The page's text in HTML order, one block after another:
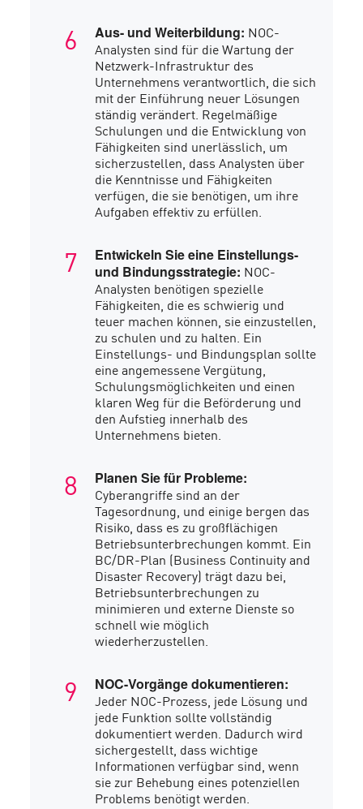
Aus- und Weiterbildung: NOC-
Analysten sind für die Wartung der
Netzwerk-Infrastruktur des
Unternehmens verantwortlich, die sich
mit der Einführung neuer Lösungen
ständig verändert. Regelmäßige
Schulungen und die Entwicklung von
Fähigkeiten sind unerlässlich, um
sicherzustellen, dass Analysten über
die Kenntnisse und Fähigkeiten
verfügen, die sie benötigen, um ihre
Aufgaben effektiv zu erfüllen.
Entwickeln Sie eine Einstellungs-
und Bindungsstrategie: NOC-
Analysten benötigen spezielle
Fähigkeiten, die es schwierig und
teuer machen können, sie einzustellen,
zu schulen und zu halten. Ein
Einstellungs- und Bindungsplan sollte
eine angemessene Vergütung,
Schulungsmöglichkeiten und einen
klaren Weg für die Beförderung und
den Aufstieg innerhalb des
Unternehmens bieten.
Planen Sie für Probleme:
Cyberangriffe sind an der
Tagesordnung, und einige bergen das
Risiko, dass es zu großflächigen
Betriebsunterbrechungen kommt. Ein
BC/DR-Plan (Business Continuity and
Disaster Recovery) trägt dazu bei,
Betriebsunterbrechungen zu
minimieren und externe Dienste so
schnell wie möglich
wiederherzustellen.
NOC-Vorgänge dokumentieren:
Jeder NOC-Prozess, jede Lösung und
jede Funktion sollte vollständig
dokumentiert werden. Dadurch wird
sichergestellt, dass wichtige
Informationen verfügbar sind, wenn
sie zur Behebung eines potenziellen
Problems benötigt werden.